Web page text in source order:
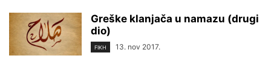
Greške klanjača u namazu (drugi
dio)
FIKH 13. nov 2017.